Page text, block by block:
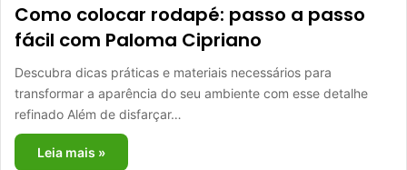
Como colocar rodapé: passo a passo
fácil com Paloma Cipriano
Descubra dicas práticas e materiais necessários para
transformar a aparência do seu ambiente com esse detalhe
refinado Além de disfarçar…
Leia mais »